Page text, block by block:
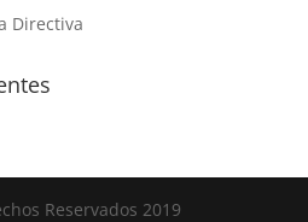
Directiva
Reservados 2019